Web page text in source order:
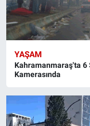
YAŞAM
Kahramanmaraş'ta 6
Kamerasında